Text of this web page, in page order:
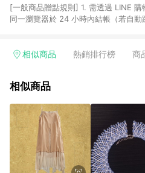
[一般商品贈點規則] 1. 需透過 LINE
同一瀏覽器於 24 小時內結帳（若自
回饋訂單不得享有 Pinkoi 站方優惠，
行為，不具贈點資格，部分退款不在此
貨後 45 天後發送。 8. 群眾募資商品
運費，攤位費等不具贈點資格。 9.
顏色、價位、贈品如與 Pinkoi 商品資
Pinkoi 購物商品資訊頁及購物車標示
則請以點數紅包活動說明為準。 11.
頁面後才首次下載 Pinkoi APP 並完
相似商品 熱銷排行榜 商
相似商品